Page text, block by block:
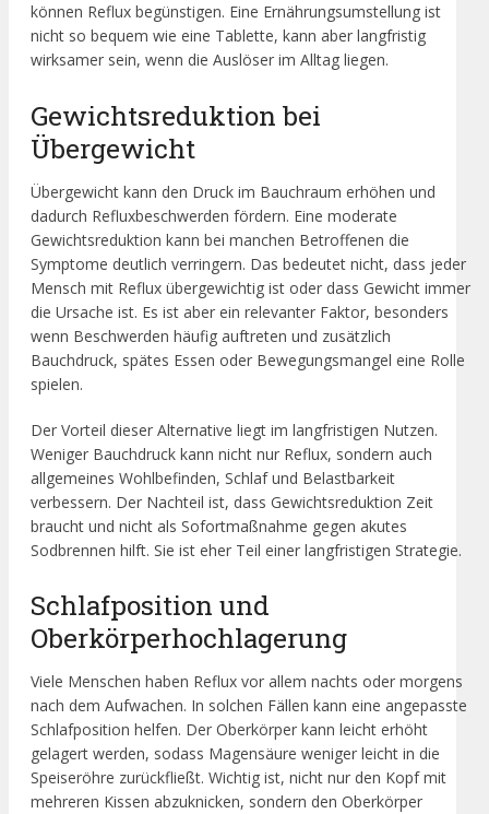
können Reflux begünstigen. Eine Ernährungsumstellung ist
nicht so bequem wie eine Tablette, kann aber langfristig
wirksamer sein, wenn die Auslöser im Alltag liegen.
Gewichtsreduktion bei
Übergewicht
Übergewicht kann den Druck im Bauchraum erhöhen und
dadurch Refluxbeschwerden fördern. Eine moderate
Gewichtsreduktion kann bei manchen Betroffenen die
Symptome deutlich verringern. Das bedeutet nicht, dass jeder
Mensch mit Reflux übergewichtig ist oder dass Gewicht immer
die Ursache ist. Es ist aber ein relevanter Faktor, besonders
wenn Beschwerden häufig auftreten und zusätzlich
Bauchdruck, spätes Essen oder Bewegungsmangel eine Rolle
spielen.
Der Vorteil dieser Alternative liegt im langfristigen Nutzen.
Weniger Bauchdruck kann nicht nur Reflux, sondern auch
allgemeines Wohlbefinden, Schlaf und Belastbarkeit
verbessern. Der Nachteil ist, dass Gewichtsreduktion Zeit
braucht und nicht als Sofortmaßnahme gegen akutes
Sodbrennen hilft. Sie ist eher Teil einer langfristigen Strategie.
Schlafposition und
Oberkörperhochlagerung
Viele Menschen haben Reflux vor allem nachts oder morgens
nach dem Aufwachen. In solchen Fällen kann eine angepasste
Schlafposition helfen. Der Oberkörper kann leicht erhöht
gelagert werden, sodass Magensäure weniger leicht in die
Speiseröhre zurückfließt. Wichtig ist, nicht nur den Kopf mit
mehreren Kissen abzuknicken, sondern den Oberkörper